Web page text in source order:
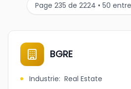
Page 235 de 2224 • 50
BGRE
Industrie: Real Estate